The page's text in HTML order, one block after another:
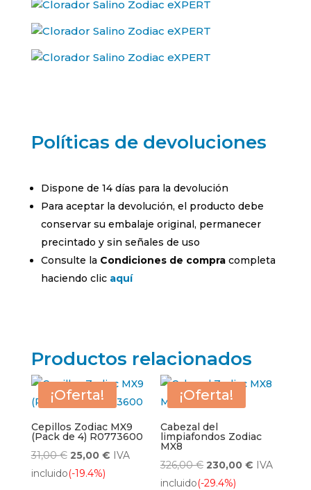
Políticas de devoluciones
Dispone de 14 días para la devolución
Para aceptar la devolución, el producto debe
conservar su embalaje original, permanecer
precintado y sin señales de uso
Consulte la Condiciones de compracompleta
haciendo clic aquí
Productos relacionados
¡Oferta!
Cepillos Zodiac MX9
(Pack de 4) R0773600
31,00€ El
precio
25,00 €ElIVA
incluido(-19.4%)
¡Oferta!
Cabezal del
limpiafondos Zodiac
MX8
326,00€ El
precio
230,00€ El
IVA
incluido(-29.4%)